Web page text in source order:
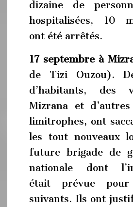
dizaine de
hospitalisées, 10
ont été arrêtés.
17 septembre à
de Tizi Ouzou).
d’habitants, des
Mizrana et d’autres
limitrophes, ont
les tout nouveaux
future brigade de
nationale dont
était prévue
suivants. Ils ont